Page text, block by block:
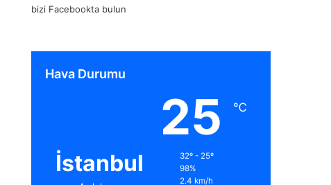
bizi Facebookta bulun
Hava Durumu
İstanbul
25 ℃
32º - 25º
98%
2.4 km/h